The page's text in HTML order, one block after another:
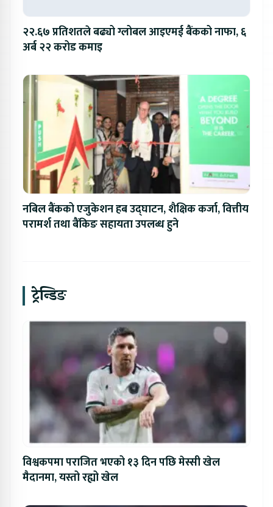
२२.६७ प्रतिशतले बढ्यो ग्लोबल आइएमई बैंकको नाफा, ६
अर्ब २२ करोड कमाइ
नबिल बैंकको एजुकेशन हब उद्घाटन, शैक्षिक कर्जा, वित्तीय
परामर्श तथा बैंकिङ सहायता उपलब्ध हुने
ट्रेन्डिङ
विश्वकपमा पराजित भएको १३ दिन पछि मेस्सी खेल
मैदानमा, यस्तो रह्यो खेल